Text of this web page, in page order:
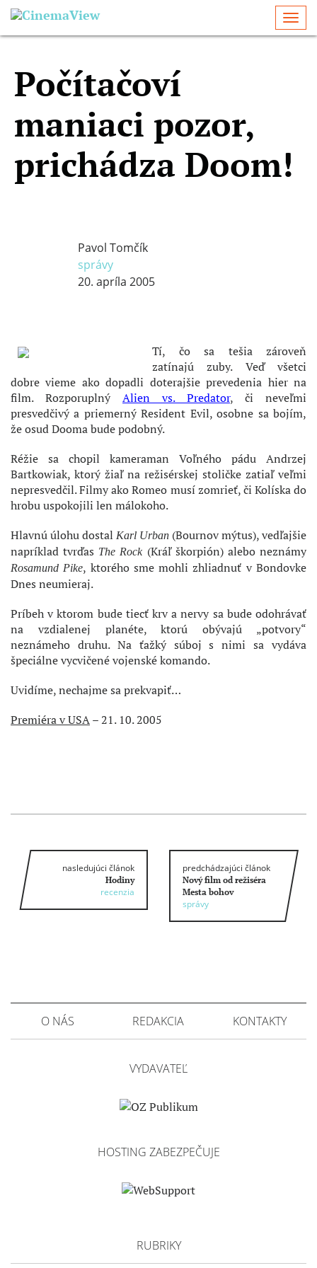
Počítačoví
maniaci pozor,
prichádza Doom!
Pavol Tomčík
správy
20. apríla 2005
Tí, čo sa tešia zároveň
zatínajú zuby. Veď všetci
dobre vieme ako dopadli doterajšie prevedenia hier na
film. Rozporuplný Alien vs. Predator, či neveľmi
presvedčivý a priemerný Resident Evil, osobne sa bojím,
že osud Dooma bude podobný.
Réžie sa chopil kameraman Voľného pádu Andrzej
Bartkowiak, ktorý žiaľ na režisérskej stoličke zatiaľ veľmi
nepresvedčil. Filmy ako Romeo musí zomrieť, či Kolíska do
hrobu uspokojili len málokoho.
Hlavnú úlohu dostal Karl Urban (Bournov mýtus), vedľajšie
napríklad tvrďas The Rock(Kráľ škorpión) alebo neznámy
Rosamund Pike, ktorého sme mohli zhliadnuť v Bondovke
Dnes neumieraj.
Príbeh v ktorom bude tiecť krv a nervy sa bude odohrávať
na vzdialenej planéte, ktorú obývajú „potvory“
neznámeho druhu. Na ťažký súboj s nimi sa vydáva
špeciálne vycvičené vojenské komando.
Uvidíme, nechajme sa prekvapiť…
Premiéra v USA– 21. 10. 2005
nasledujúci článok
Hodiny
recenzia
predchádzajúci článok
Nový film od režiséra
Mesta bohov
správy
O NÁS REDAKCIA KONTAKTY
VYDAVATEĽ
HOSTING ZABEZPEČUJE
RUBRIKY